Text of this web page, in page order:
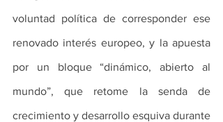
voluntad política de corresponder ese
renovado interés europeo, y la apuesta
por un bloque “dinámico, abierto al
mundo”, que retome la senda de
crecimiento y desarrollo esquiva durante